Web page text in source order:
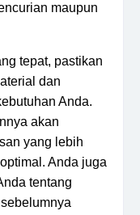
maupun
tepat, pastikan
dan
Anda.
akan
yang lebih
Anda juga
tentang